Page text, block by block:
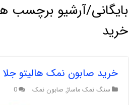
بایگانی/آرشیو برچسب
خرید
خرید صابون نمک هالیتو
سنگ نمک ماساژ, صابون نمک 0